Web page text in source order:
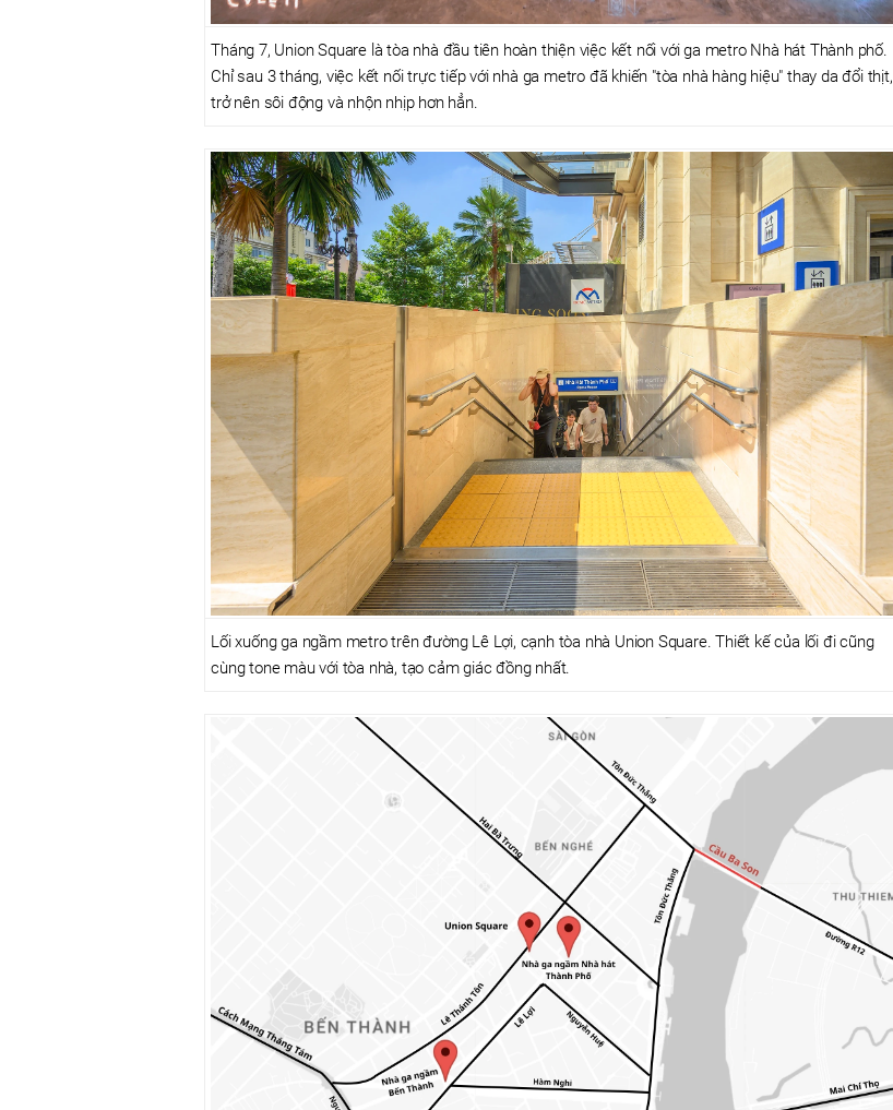
Tháng 7, Union Square là tòa nhà đầu tiên hoàn thiện việc kết nối với ga metro Nhà hát Thành phố.
Chỉ sau 3 tháng, việc kết nối trực tiếp với nhà ga metro đã khiến "tòa nhà hàng hiệu" thay da đổi thịt,
trở nên sôi động và nhộn nhịp hơn hẳn.
Lối xuống ga ngầm metro trên đường Lê Lợi, cạnh tòa nhà Union Square. Thiết kế của lối đi cũng
cùng tone màu với tòa nhà, tạo cảm giác đồng nhất.